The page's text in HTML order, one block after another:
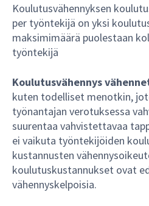
Koulutusvähennyksen
per työntekijä on yksi
maksimimäärä puolestaan
työntekijä
Koulutusvähennys
kuten todelliset menotkin,
työnantajan verotuksessa
suurentaa vahvistettavaa
ei vaikuta työntekijöiden
kustannusten
koulutuskustannukset ovat
vähennyskelpoisia.